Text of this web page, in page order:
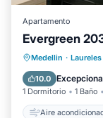
Apartamento
Evergreen
Medellin ·
10.0
1 Dormitorio 1 Baño
Aire
Aire
Apto